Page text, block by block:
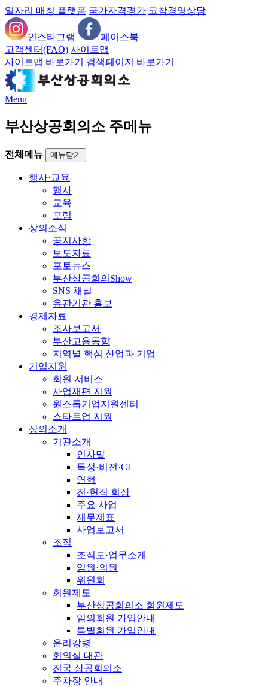
일자리 매칭 플랫폼 국가자격평가 코참경영상담
인스타그램
페이스북
고객센터(FAQ) 사이트맵
사이트맵 바로가기
검색페이지 바로가기
Menu
부산상공회의소 주메뉴
전체메뉴 메뉴닫기
행사·교육
행사
교육
포럼
상의소식
공지사항
보도자료
포토뉴스
부산상공회의Show
SNS 채널
유관기관 홍보
경제자료
조사보고서
부산고용동향
지역별 핵심 산업과 기업
기업지원
회원 서비스
사업재편 지원
원스톱기업지원센터
스타트업 지원
상의소개
기관소개
인사말
특성·비전·CI
연혁
전·현직 회장
주요 사업
재무제표
사업보고서
조직
조직도·업무소개
임원·의원
위원회
회원제도
부산상공회의소 회원제도
임의회원 가입안내
특별회원 가입안내
윤리강령
회의실 대관
전국 상공회의소
주차장 안내